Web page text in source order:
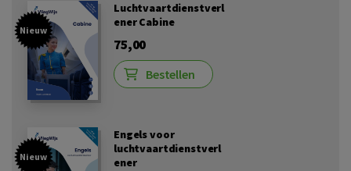
Nieuw
Luchtvaartdienstverl
ener Cabine
75,00
Bestellen
Nieuw
Engels voor
luchtvaartdienstverl
ener